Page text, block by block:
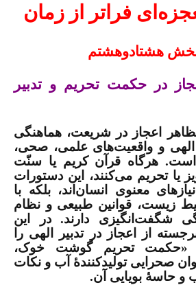
فراتر از زمان
هشتادوهشتم
در حکمت تحریم و تدبیر
اعجاز در شریعت، هماهنگی
الهی و واقعیت‌های علمی، صحی،
هرگاه قرآن کریم یا سنّت
یا تحریم می‌کنند، این دستورات
معنوی انسان‌اند، بلکه با
زیست، قوانین طبیعی و نظام
شگفت‌انگیزی دارند. در این
از اعجاز در تدبیر الهی را
«حکمت تحریم گوشت خوک،
صحرایی تولیدکنندۀ آب و نکات
و حاسۀ بویایی آن.